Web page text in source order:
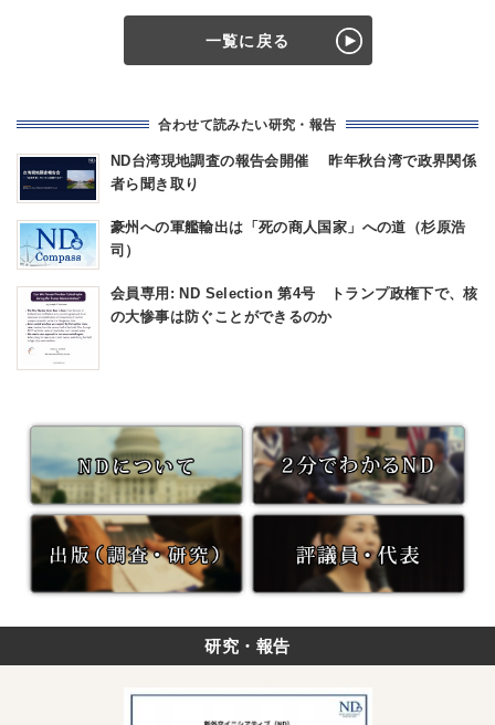
一覧に戻る
合わせて読みたい研究・報告
ND台湾現地調査の報告会開催 昨年秋台湾で政界関係
者ら聞き取り
豪州への軍艦輸出は「死の商人国家」への道（杉原浩
司）
会員専用: ND Selection 第4号 トランプ政権下で、核
の大惨事は防ぐことができるのか
研究・報告